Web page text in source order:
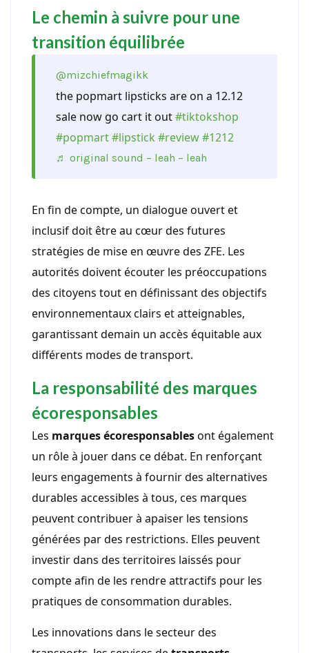
Le chemin à suivre pour une
transition équilibrée
@mizchiefmagikk
the popmart lipsticks are on a 12.12
sale now go cart it out#tiktokshop
#popmart#lipstick #review#1212
♬ original sound – leah – leah
En fin de compte, un dialogue ouvert et
inclusif doit être au cœur des futures
stratégies de mise en œuvre des ZFE. Les
autorités doivent écouter les préoccupations
des citoyens tout en définissant des objectifs
environnementaux clairs et atteignables,
garantissant demain un accès équitable aux
différents modes de transport.
La responsabilité des marques
écoresponsables
Les marques écoresponsablesont également
un rôle à jouer dans ce débat. En renforçant
leurs engagements à fournir des alternatives
durables accessibles à tous, ces marques
peuvent contribuer à apaiser les tensions
générées par des restrictions. Elles peuvent
investir dans des territoires laissés pour
compte afin de les rendre attractifs pour les
pratiques de consommation durables.
Les innovations dans le secteur des